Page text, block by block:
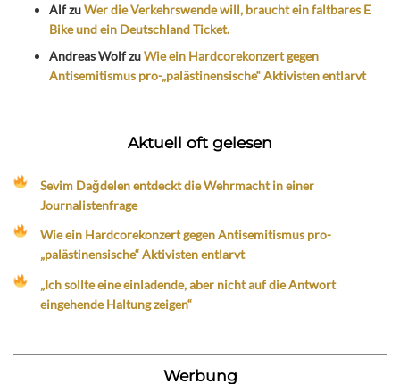
AlfzuWer die Verkehrswende will, braucht ein faltbares E
Bike und ein Deutschland Ticket.
Andreas WolfzuWie ein Hardcorekonzert gegen
Antisemitismus pro-„palästinensische“ Aktivisten entlarvt
Aktuell oft gelesen
Sevim Dağdelen entdeckt die Wehrmacht in einer
Journalistenfrage
Wie ein Hardcorekonzert gegen Antisemitismus pro-
„palästinensische“ Aktivisten entlarvt
„Ich sollte eine einladende, aber nicht auf die Antwort
eingehende Haltung zeigen“
Werbung